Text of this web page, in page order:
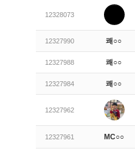
12328073
12327990 쾌○○
12327988 쾌○○
12327984 쾌○○
12327962
12327961 MC○○